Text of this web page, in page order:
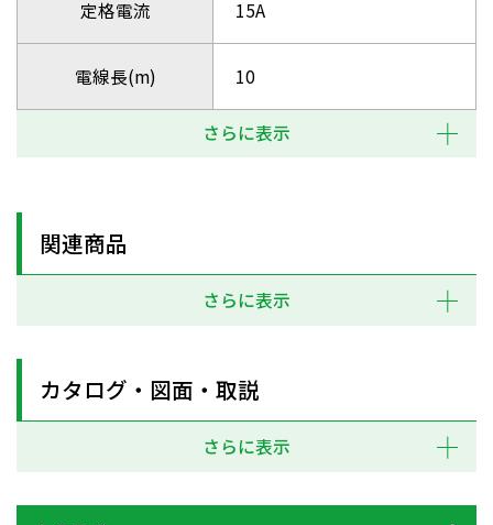
定格電流 15A
電線長(m) 10
さらに表示
関連商品
さらに表示
カタログ・図面・取説
さらに表示